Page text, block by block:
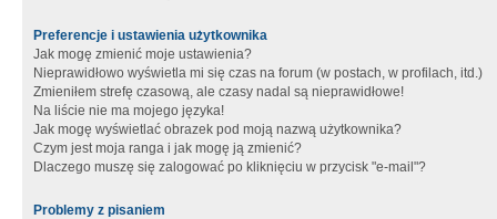
Preferencje i ustawienia użytkownika
Jak mogę zmienić moje ustawienia?
Nieprawidłowo wyświetla mi się czas na forum (w postach, w profilach, itd.)
Zmieniłem strefę czasową, ale czasy nadal są nieprawidłowe!
Na liście nie ma mojego języka!
Jak mogę wyświetlać obrazek pod moją nazwą użytkownika?
Czym jest moja ranga i jak mogę ją zmienić?
Dlaczego muszę się zalogować po kliknięciu w przycisk "e-mail"?
Problemy z pisaniem